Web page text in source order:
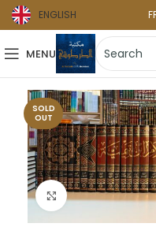
ENGLISH
MENU
SOLD
OUT
Click to enlarge